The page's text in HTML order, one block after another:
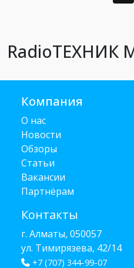
RadioТЕХНИК
Компания
О нас
Новости
Обзоры
Статьи
Вакансии
Партнёрам
Контакты
г. Алматы, 050057
ул. Тимирязева, 42/14
+7 (707) 344-99-07